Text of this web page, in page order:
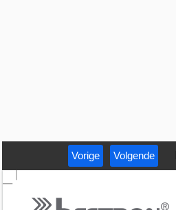
Vorige Volgende